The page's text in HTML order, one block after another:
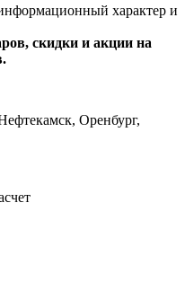
характер и
скидки и акции на
Оренбург,